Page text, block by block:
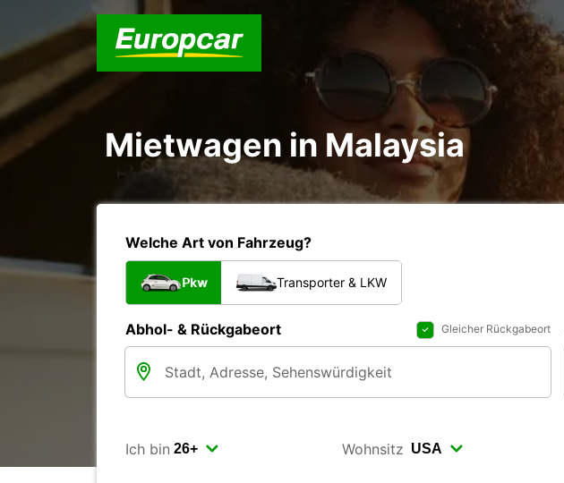
Mietwagen in Malaysia
Welche Art von Fahrzeug?
Pkw Transporter & LKW
Abhol- & Rückgabeort Gleicher Rückgabeort
Ich bin Wohnsitz